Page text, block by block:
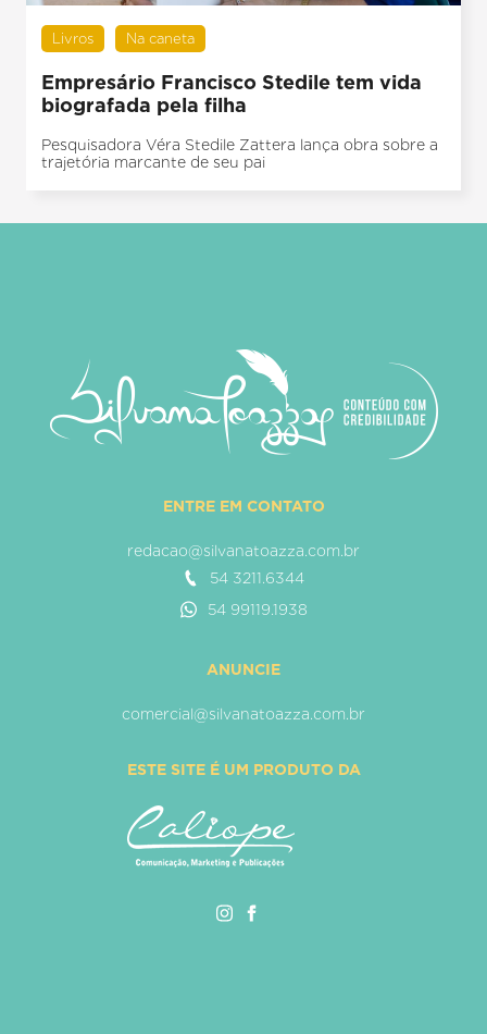
Livros Na caneta
Empresário Francisco Stedile tem vida
biografada pela filha
Pesquisadora Véra Stedile Zattera lança obra sobre a
trajetória marcante de seu pai
ENTRE EM CONTATO
redacao@silvanatoazza.com.br
54 3211.6344
54 99119.1938
ANUNCIE
comercial@silvanatoazza.com.br
ESTE SITE É UM PRODUTO DA